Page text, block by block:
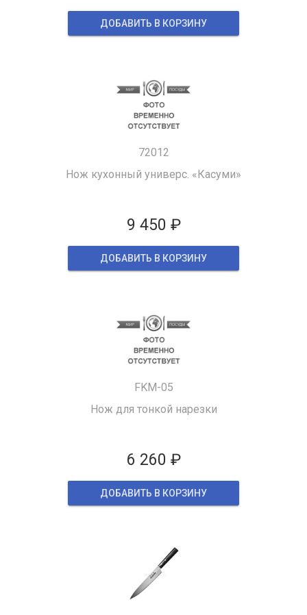
ДОБАВИТЬ В КОРЗИНУ
72012
Нож кухонный универс. «Касуми»
9 450 ₽
ДОБАВИТЬ В КОРЗИНУ
FKM-05
Нож для тонкой нарезки
6 260 ₽
ДОБАВИТЬ В КОРЗИНУ